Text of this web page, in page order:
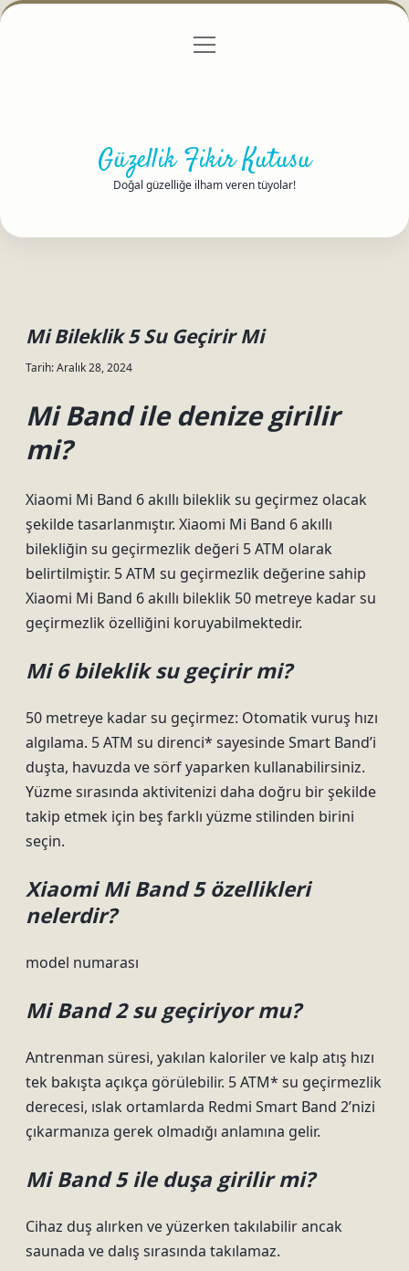
Gizlilik Politikası
menüyü
Güzellik Fikir Kutusu
Doğal güzelliğe ilham veren tüyolar!
Mi Bileklik 5 Su Geçirir Mi
Tarih: Aralık 28, 2024
Mi Band ile denize girilir
mi?
Xiaomi Mi Band 6 akıllı bileklik su geçirmez olacak
şekilde tasarlanmıştır. Xiaomi Mi Band 6 akıllı
bilekliğin su geçirmezlik değeri 5 ATM olarak
belirtilmiştir. 5 ATM su geçirmezlik değerine sahip
Xiaomi Mi Band 6 akıllı bileklik 50 metreye kadar su
geçirmezlik özelliğini koruyabilmektedir.
Mi 6 bileklik su geçirir mi?
50 metreye kadar su geçirmez: Otomatik vuruş hızı
algılama. 5 ATM su direnci* sayesinde Smart Band’i
duşta, havuzda ve sörf yaparken kullanabilirsiniz.
Yüzme sırasında aktivitenizi daha doğru bir şekilde
takip etmek için beş farklı yüzme stilinden birini
seçin.
Xiaomi Mi Band 5 özellikleri
nelerdir?
model numarası
Mi Band 2 su geçiriyor mu?
Antrenman süresi, yakılan kaloriler ve kalp atış hızı
tek bakışta açıkça görülebilir. 5 ATM* su geçirmezlik
derecesi, ıslak ortamlarda Redmi Smart Band 2’nizi
çıkarmanıza gerek olmadığı anlamına gelir.
Mi Band 5 ile duşa girilir mi?
Cihaz duş alırken ve yüzerken takılabilir ancak
saunada ve dalış sırasında takılamaz.